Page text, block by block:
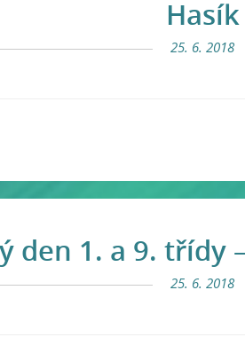
Hasík
25. 6. 2018
den 1. a 9. třídy
25. 6. 2018